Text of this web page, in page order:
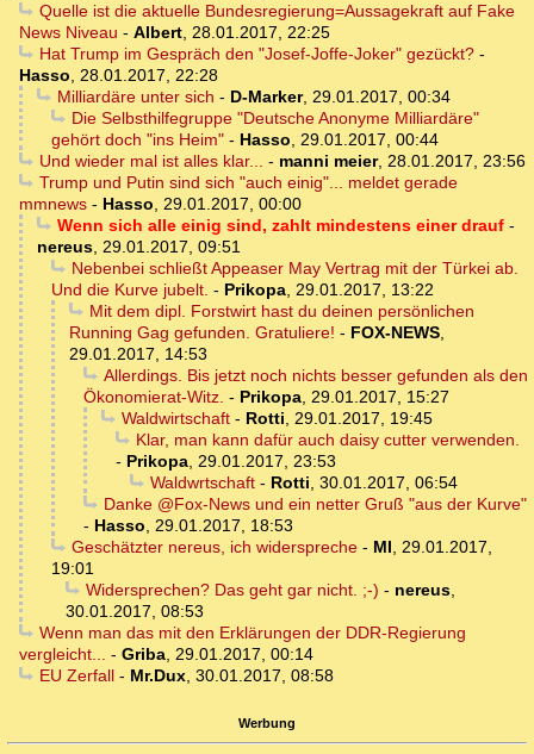
Quelle ist die aktuelle Bundesregierung=Aussagekraft auf Fake
News Niveau - Albert, 28.01.2017, 22:25
Hat Trump im Gespräch den "Josef-Joffe-Joker" gezückt?-
Hasso, 28.01.2017, 22:28
Milliardäre unter sich - D-Marker, 29.01.2017, 00:34
Die Selbsthilfegruppe "Deutsche Anonyme Milliardäre"
gehört doch "ins Heim" - Hasso, 29.01.2017, 00:44
Und wieder mal ist alles klar... - manni meier, 28.01.2017, 23:56
Trump und Putin sind sich "auch einig"... meldet gerade
mmnews - Hasso, 29.01.2017, 00:00
Wenn sich alle einig sind, zahlt mindestens einer drauf-
nereus, 29.01.2017, 09:51
Nebenbei schließt Appeaser May Vertrag mit der Türkei ab.
Und die Kurve jubelt. - Prikopa, 29.01.2017, 13:22
Mit dem dipl. Forstwirt hast du deinen persönlichen
Running Gag gefunden. Gratuliere! - FOX-NEWS,
29.01.2017, 14:53
Allerdings. Bis jetzt noch nichts besser gefunden als den
Ökonomierat-Witz. - Prikopa, 29.01.2017, 15:27
Waldwirtschaft- Rotti, 29.01.2017, 19:45
Klar, man kann dafür auch daisy cutter verwenden.
- Prikopa, 29.01.2017, 23:53
Waldwrtschaft- Rotti, 30.01.2017, 06:54
Danke @Fox-News und ein netter Gruß "aus der Kurve"
- Hasso, 29.01.2017, 18:53
Geschätzter nereus, ich widerspreche- MI, 29.01.2017,
19:01
Widersprechen? Das geht gar nicht. ;-) - nereus,
30.01.2017, 08:53
Wenn man das mit den Erklärungen der DDR-Regierung
vergleicht... - Griba, 29.01.2017, 00:14
EU Zerfall- Mr.Dux, 30.01.2017, 08:58
Werbung